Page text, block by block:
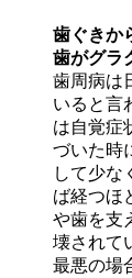
歯ぐきか
歯がグラ
歯周病は
いると言
は自覚症
づいた時
して少な
ば経つほ
や歯を支
壊されて
最悪の場